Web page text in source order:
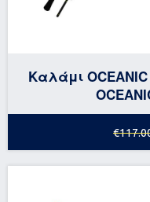
Καλάμι OCEANIC